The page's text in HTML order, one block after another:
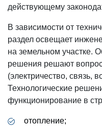
действующему
В зависимости от
раздел освещает
на земельном участке.
решения решают
(электричество, связь,
Технологические
функционирование в
отопление;